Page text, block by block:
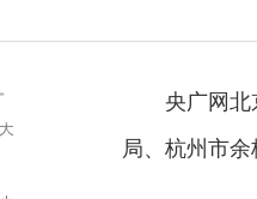
央广网
局、杭州市